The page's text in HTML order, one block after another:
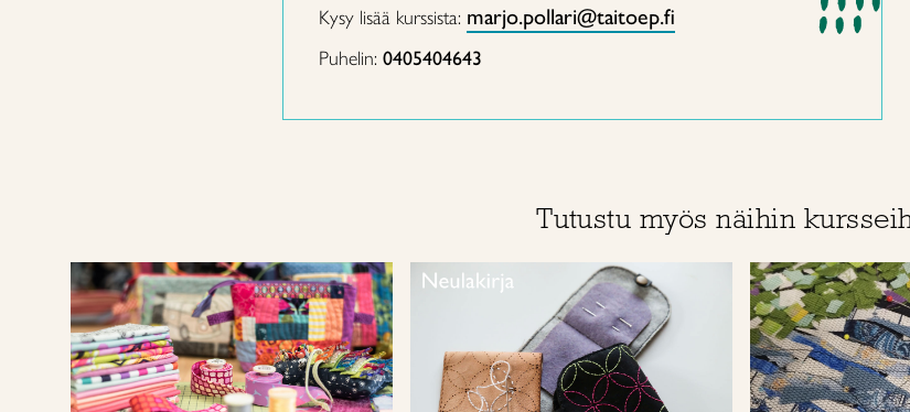
Kysy lisää kurssista: marjo.pollari@taitoep.fi
Puhelin: 0405404643
Tutustu myös näihin